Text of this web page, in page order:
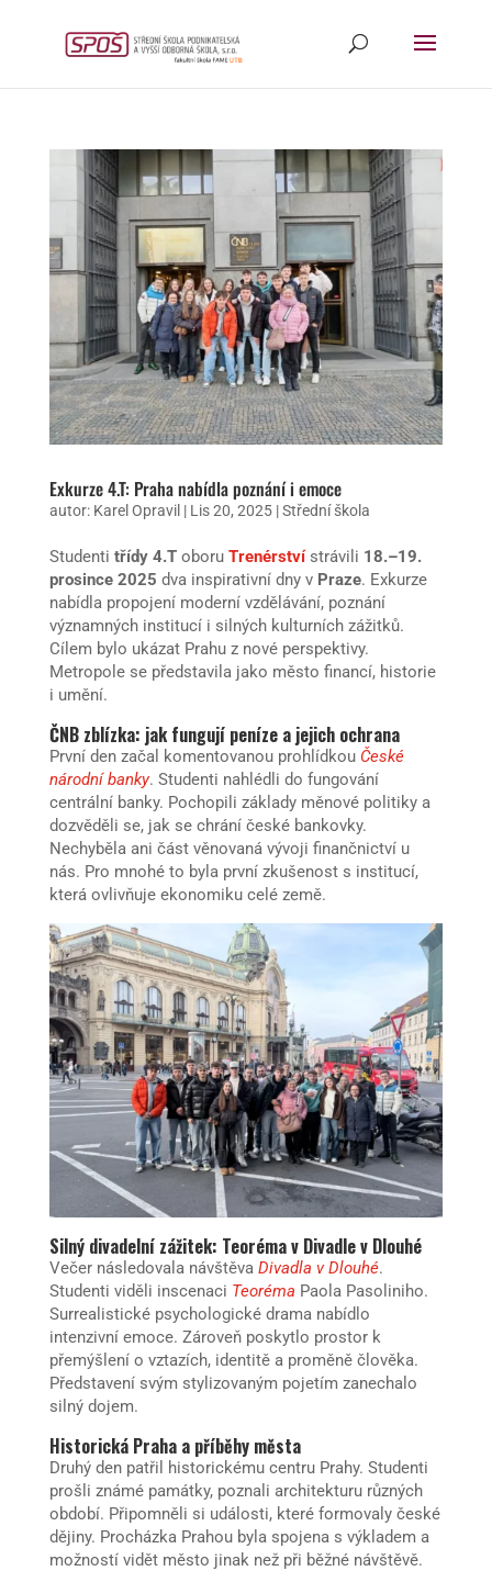
Exkurze 4.T: Praha nabídla poznání i emoce
autor: Karel Opravil | Lis 20, 2025|Střední škola
Studenti třídy 4.Toboru Trenérstvístrávili 18.–19.
prosince 2025 dva inspirativní dny v Praze. Exkurze
nabídla propojení moderní vzdělávání, poznání
významných institucí i silných kulturních zážitků.
Cílem bylo ukázat Prahu z nové perspektivy.
Metropole se představila jako město financí, historie
i umění.
ČNB zblízka: jak fungují peníze a jejich ochrana
První den začal komentovanou prohlídkou České
národní banky. Studenti nahlédli do fungování
centrální banky. Pochopili základy měnové politiky a
dozvěděli se, jak se chrání české bankovky.
Nechyběla ani část věnovaná vývoji finančnictví u
nás. Pro mnohé to byla první zkušenost s institucí,
která ovlivňuje ekonomiku celé země.
Silný divadelní zážitek: Teoréma v Divadle v Dlouhé
Večer následovala návštěva Divadla v Dlouhé.
Studenti viděli inscenaci Teoréma Paola Pasoliniho.
Surrealistické psychologické drama nabídlo
intenzivní emoce. Zároveň poskytlo prostor k
přemýšlení o vztazích, identitě a proměně člověka.
Představení svým stylizovaným pojetím zanechalo
silný dojem.
Historická Praha a příběhy města
Druhý den patřil historickému centru Prahy. Studenti
prošli známé památky, poznali architekturu různých
období. Připomněli si události, které formovaly české
dějiny. Procházka Prahou byla spojena s výkladem a
možností vidět město jinak než při běžné návštěvě.